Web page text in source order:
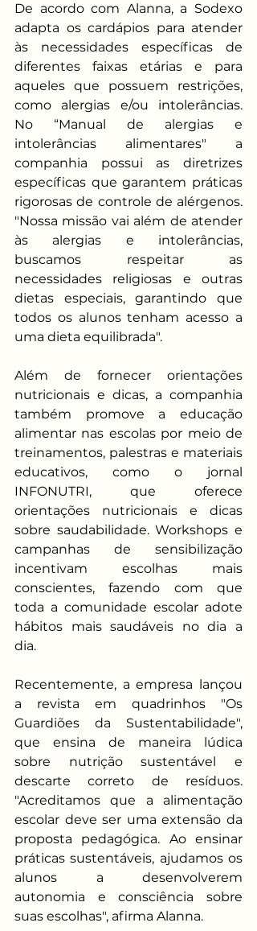
De acordo com Alanna, a Sodexo
adapta os cardápios para atender
às necessidades específicas de
diferentes faixas etárias e para
aqueles que possuem restrições,
como alergias e/ou intolerâncias.
No “Manual de alergias e
intolerâncias alimentares" a
companhia possui as diretrizes
específicas que garantem práticas
rigorosas de controle de alérgenos.
"Nossa missão vai além de atender
às alergias e intolerâncias,
buscamos respeitar as
necessidades religiosas e outras
dietas especiais, garantindo que
todos os alunos tenham acesso a
uma dieta equilibrada".
Além de fornecer orientações
nutricionais e dicas, a companhia
também promove a educação
alimentar nas escolas por meio de
treinamentos, palestras e materiais
educativos, como o jornal
INFONUTRI, que oferece
orientações nutricionais e dicas
sobre saudabilidade. Workshops e
campanhas de sensibilização
incentivam escolhas mais
conscientes, fazendo com que
toda a comunidade escolar adote
hábitos mais saudáveis no dia a
dia.
Recentemente, a empresa lançou
a revista em quadrinhos "Os
Guardiões da Sustentabilidade",
que ensina de maneira lúdica
sobre nutrição sustentável e
descarte correto de resíduos.
"Acreditamos que a alimentação
escolar deve ser uma extensão da
proposta pedagógica. Ao ensinar
práticas sustentáveis, ajudamos os
alunos a desenvolverem
autonomia e consciência sobre
suas escolhas", afirma Alanna.